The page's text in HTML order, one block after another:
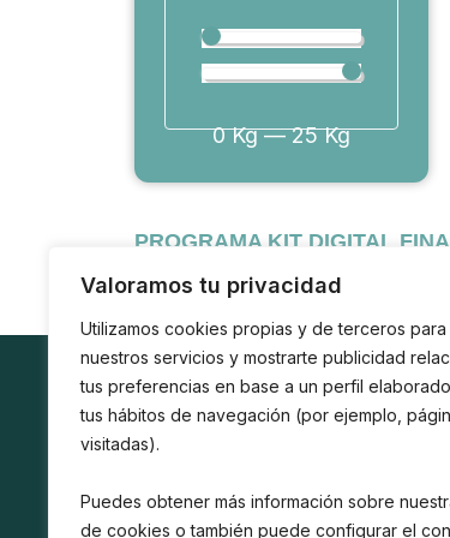
Valoramos tu privacidad
Utilizamos cookies propias y de terceros para
nuestros servicios y mostrarte publicidad
tus preferencias en base a un perfil
tus hábitos de navegación (por ejemplo,
visitadas).
Puedes obtener más información sobre
de cookies o también puede configurar el
0Kg—25Kg
PROGRAMA KIT DIGITAL
Empresa
Conócenos